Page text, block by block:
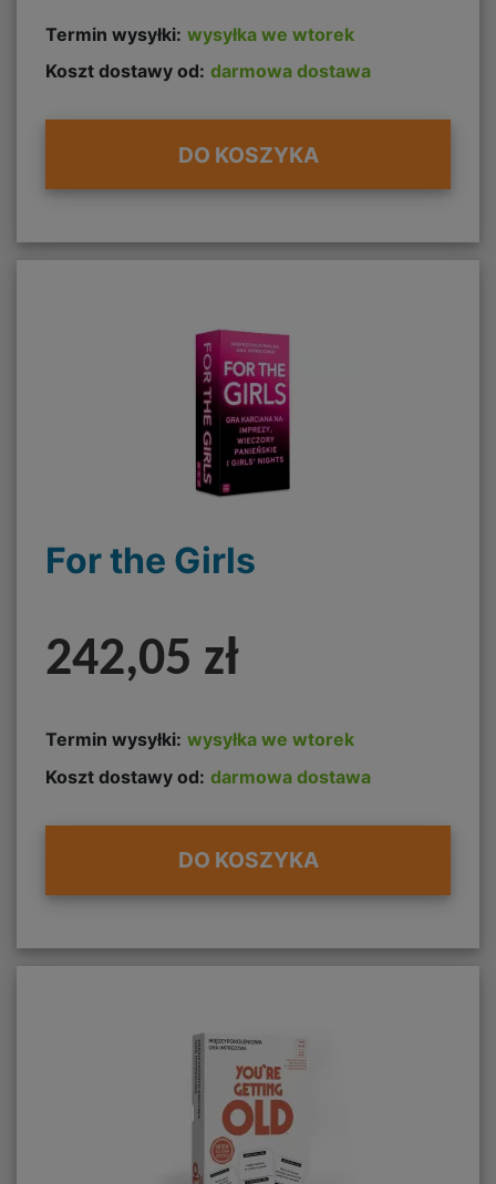
Termin wysyłki: wysyłka we wtorek
Koszt dostawy od: darmowa dostawa
DO KOSZYKA
For the Girls
242,05 zł
Termin wysyłki: wysyłka we wtorek
Koszt dostawy od: darmowa dostawa
DO KOSZYKA